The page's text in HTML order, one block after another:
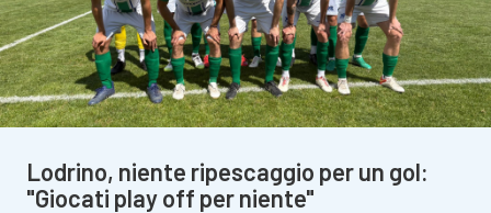
Lodrino, niente ripescaggio per un gol:
"Giocati play off per niente"